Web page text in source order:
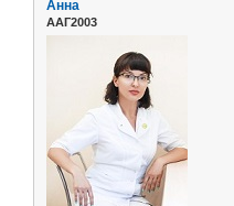
Анна
ААГ2003